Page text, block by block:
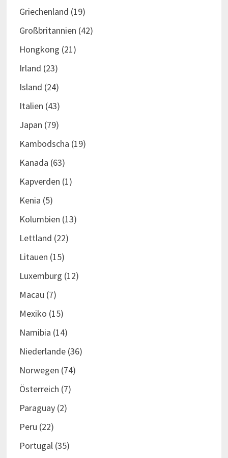
Griechenland (19)
Großbritannien (42)
Hongkong (21)
Irland (23)
Island (24)
Italien (43)
Japan (79)
Kambodscha (19)
Kanada (63)
Kapverden (1)
Kenia (5)
Kolumbien (13)
Lettland (22)
Litauen (15)
Luxemburg (12)
Macau (7)
Mexiko (15)
Namibia (14)
Niederlande(36)
Norwegen (74)
Österreich (7)
Paraguay(2)
Peru (22)
Portugal(35)